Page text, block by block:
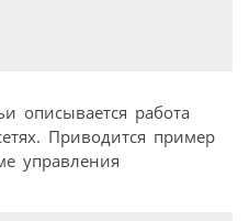
описывается работа
Приводится пример
управления